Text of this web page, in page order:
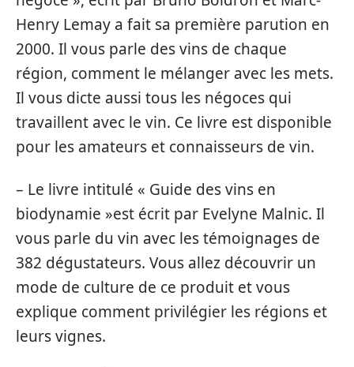
Henry Lemay a fait sa première parution en
2000. Il vous parle des vins de chaque
région, comment le mélanger avec les mets.
Il vous dicte aussi tous les négoces qui
travaillent avec le vin. Ce livre est disponible
pour les amateurs et connaisseurs de vin.
– Le livre intitulé « Guide des vins en
biodynamie »est écrit par Evelyne Malnic. Il
vous parle du vin avec les témoignages de
382 dégustateurs. Vous allez découvrir un
mode de culture de ce produit et vous
explique comment privilégier les régions et
leurs vignes.